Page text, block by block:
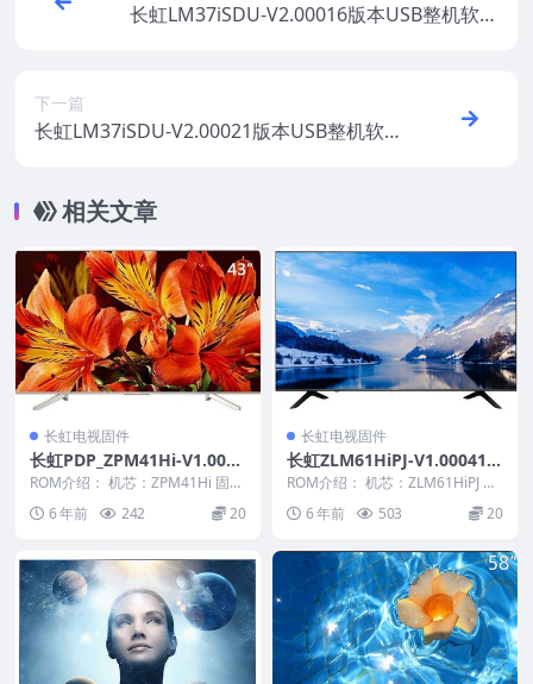
长虹LM37iSDU-V2.00016版本USB整机软件
下一篇
长虹LM37iSDU-V2.00021版本USB整机软件
相关文章
长虹电视固件
长虹PDP_ZPM41Hi-V1.0016
0整机原厂刷机固件下载
ROM介绍： 机芯：ZPM41Hi 固件
版本：V1.00160 适用机型：请以
机...6 年前 242 20
长虹电视固件
长虹ZLM61HiPJ-V1.00041
版本USB整机软件刷机固件下
载
ROM介绍： 机芯：ZLM61HiPJ 固
件版本：V1.00041 适用机型：
请...6 年前 503 20